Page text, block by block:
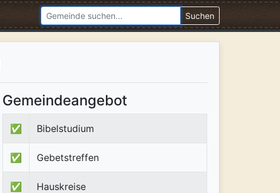
Suchen
Gemeindeangebot
✅ Bibelstudium
✅ Gebetstreffen
✅ Hauskreise